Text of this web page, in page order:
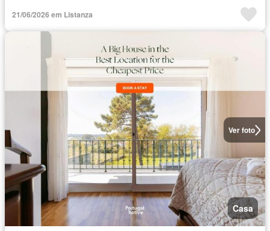
21/06/2026 em Listanza
Ver foto
Casa